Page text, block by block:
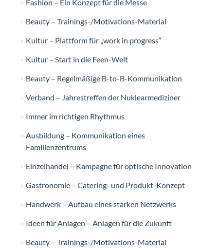
Fashion – Ein Konzept für die Messe
Beauty – Trainings-/Motivations-Material
Kultur – Plattform für „work in progress“
Kultur – Start in die Feen-Welt
Beauty – Regelmäßige B-to-B-Kommunikation
Verband – Jahrestreffen der Nuklearmediziner
Immer im richtigen Rhythmus
Ausbildung – Kommunikation eines
Familienzentrums
Einzelhandel – Kampagne für optische Innovation
Gastronomie – Catering- und Produkt-Konzept
Handwerk – Aufbau eines starken Netzwerks
Ideen für Anlagen – Anlagen für die Zukunft
Beauty – Trainings-/Motivations-Material